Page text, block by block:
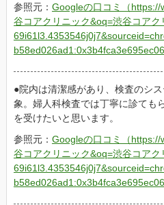
参照元： Googleの口コミ（
谷コアクリニック&oq=渋谷コア
院内は清潔感があり、検査のシ
象。婦人科検査では丁寧に診ても
を受けたいと思います。
参照元： Googleの口コミ（
谷コアクリニック&oq=渋谷コア